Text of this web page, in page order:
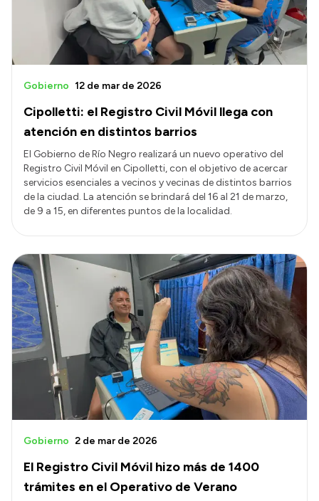
Cipolletti: el Registro Civil Móvil llega con
atención en distintos barrios
Gobierno 12 de mar de 2026
El Gobierno de Río Negro realizará un nuevo operativo del
Registro Civil Móvil en Cipolletti, con el objetivo de acercar
servicios esenciales a vecinos y vecinas de distintos barrios
de la ciudad. La atención se brindará del 16 al 21 de marzo,
de 9 a 15, en diferentes puntos de la localidad.
El Registro Civil Móvil hizo más de 1400
trámites en el Operativo de Verano
Gobierno 2 de mar de 2026